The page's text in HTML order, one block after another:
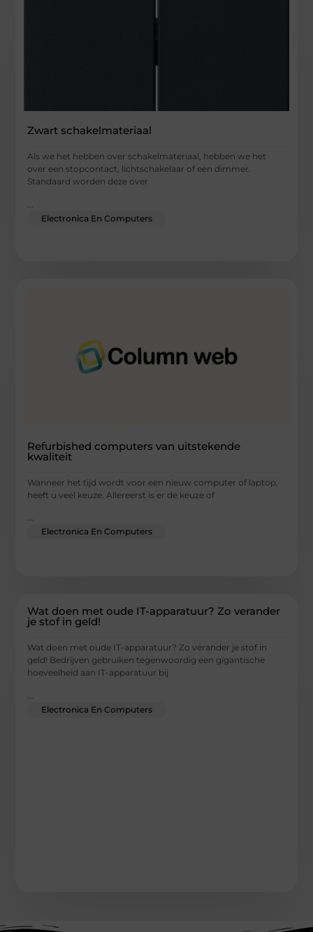
Zwart schakelmateriaal
Als we het hebben over schakelmateriaal, hebben we het
over een stopcontact, lichtschakelaar of een dimmer.
Standaard worden deze over
Electronica En Computers
Refurbished computers van uitstekende
kwaliteit
Wanneer het tijd wordt voor een nieuw computer of laptop,
heeft u veel keuze. Allereerst is er de keuze of
...
Electronica En Computers
Wat doen met oude IT-apparatuur? Zo verander
je stof in geld!
Wat doen met oude IT-apparatuur? Zo verander je stof in
geld! Bedrijven gebruiken tegenwoordig een gigantische
hoeveelheid aan IT-apparatuur bij
Electronica En Computers